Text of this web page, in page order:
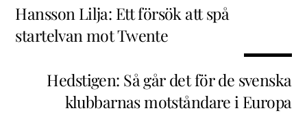
Hansson Lilja: Ett försök att spå
startelvan mot Twente
Hedstigen: Så går det för de svenska
klubbarnas motståndare i Europa